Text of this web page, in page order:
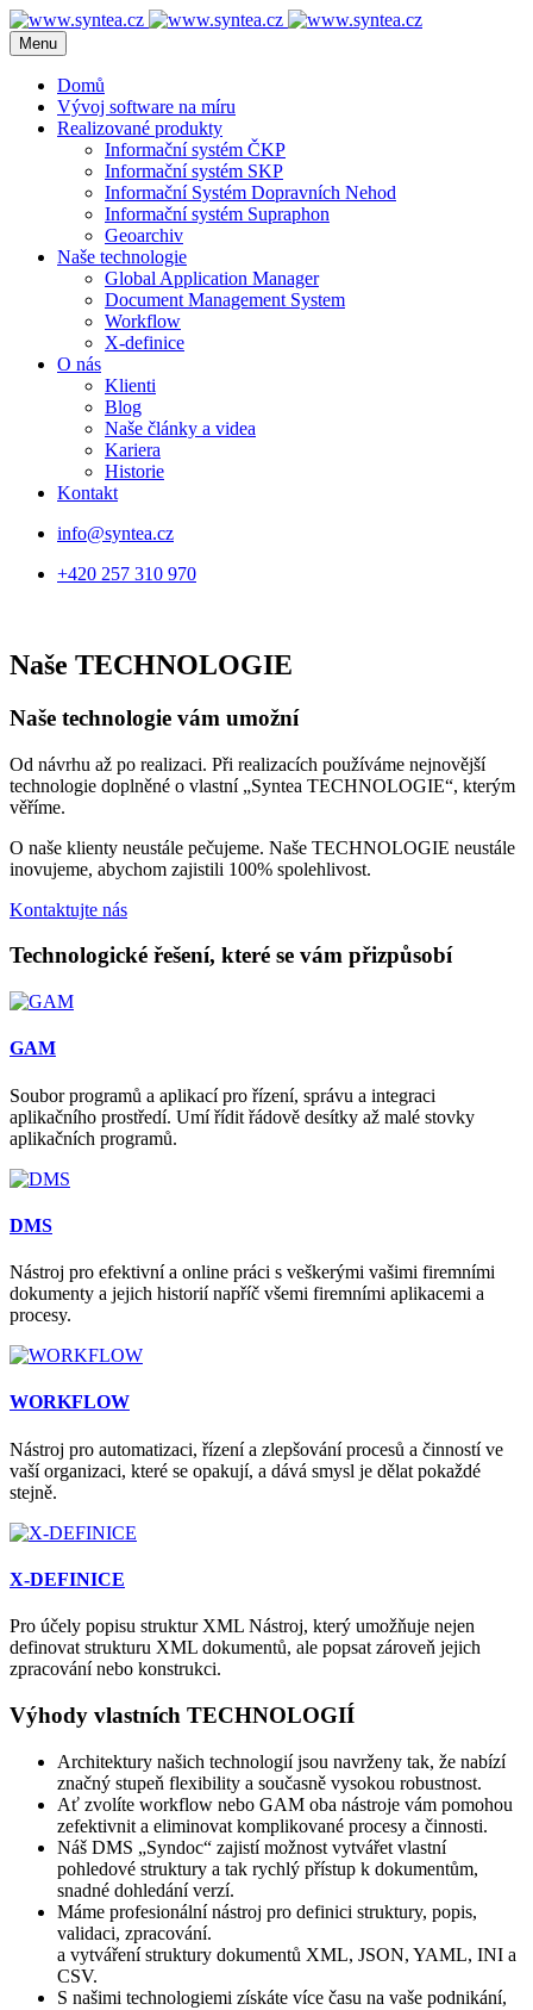
Menu
Domů
Vývoj software na míru
Realizované produkty
Informační systém ČKP
Informační systém SKP
Informační Systém Dopravních Nehod
Informační systém Supraphon
Geoarchiv
Naše technologie
Global Application Manager
Document Management System
Workflow
X-definice
O nás
Klienti
Blog
Naše články a videa
Kariera
Historie
Kontakt
info@syntea.cz
+420 257 310 970
Naše TECHNOLOGIE
Naše technologie vám umožní
Od návrhu až po realizaci. Při realizacích používáme nejnovější
technologie doplněné o vlastní „Syntea TECHNOLOGIE“, kterým
věříme.
O naše klienty neustále pečujeme. Naše TECHNOLOGIE neustále
inovujeme, abychom zajistili 100% spolehlivost.
Kontaktujte nás
Technologické řešení, které se vám přizpůsobí
GAM
Soubor programů a aplikací pro řízení, správu a integraci
aplikačního prostředí. Umí řídit řádově desítky až malé stovky
aplikačních programů.
DMS
Nástroj pro efektivní a online práci s veškerými vašimi firemními
dokumenty a jejich historií napříč všemi firemními aplikacemi a
procesy.
WORKFLOW
Nástroj pro automatizaci, řízení a zlepšování procesů a činností ve
vaší organizaci, které se opakují, a dává smysl je dělat pokaždé
stejně.
X-DEFINICE
Pro účely popisu struktur XML Nástroj, který umožňuje nejen
definovat strukturu XML dokumentů, ale popsat zároveň jejich
zpracování nebo konstrukci.
Výhody vlastních TECHNOLOGIÍ
Architektury našich technologií jsou navrženy tak, že nabízí
značný stupeň flexibility a současně vysokou robustnost.
Ať zvolíte workflow nebo GAM oba nástroje vám pomohou
zefektivnit a eliminovat komplikované procesy a činnosti.
Náš DMS „Syndoc“ zajistí možnost vytvářet vlastní
pohledové struktury a tak rychlý přístup k dokumentům,
snadné dohledání verzí.
Máme profesionální nástroj pro definici struktury, popis,
validaci, zpracování.
a vytváření struktury dokumentů XML, JSON, YAML, INI a
CSV.
S našimi technologiemi získáte více času na vaše podnikání,